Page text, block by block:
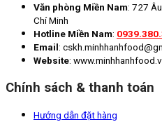
Văn phòng Miền Nam: 727
Chí Minh
Hotline Miền Nam:
Email:
Website:
Chính sách & thanh toán
Hướng dẫn đặt hàng